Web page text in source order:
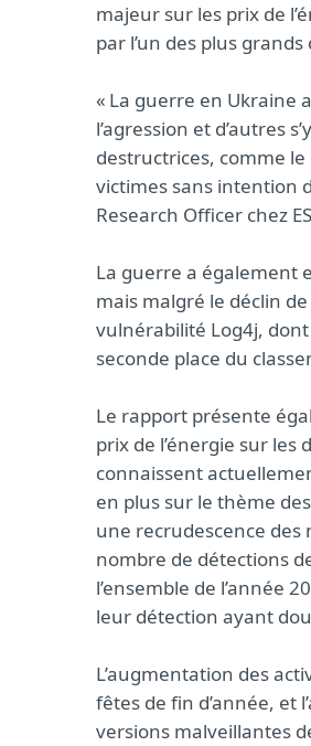
majeur sur les prix de
par l’un des plus
« La guerre en Ukraine
l’agression et d’autres
destructrices, comme
victimes sans intention
Research Officer chez
La guerre a également
mais malgré le déclin
vulnérabilité Log4j,
seconde place du
Le rapport présente
prix de l’énergie sur
connaissent
en plus sur le thème
une recrudescence des
nombre de détections
l’ensemble de l’année
leur détection ayant
L’augmentation des
fêtes de fin d’année, et
versions malveillantes